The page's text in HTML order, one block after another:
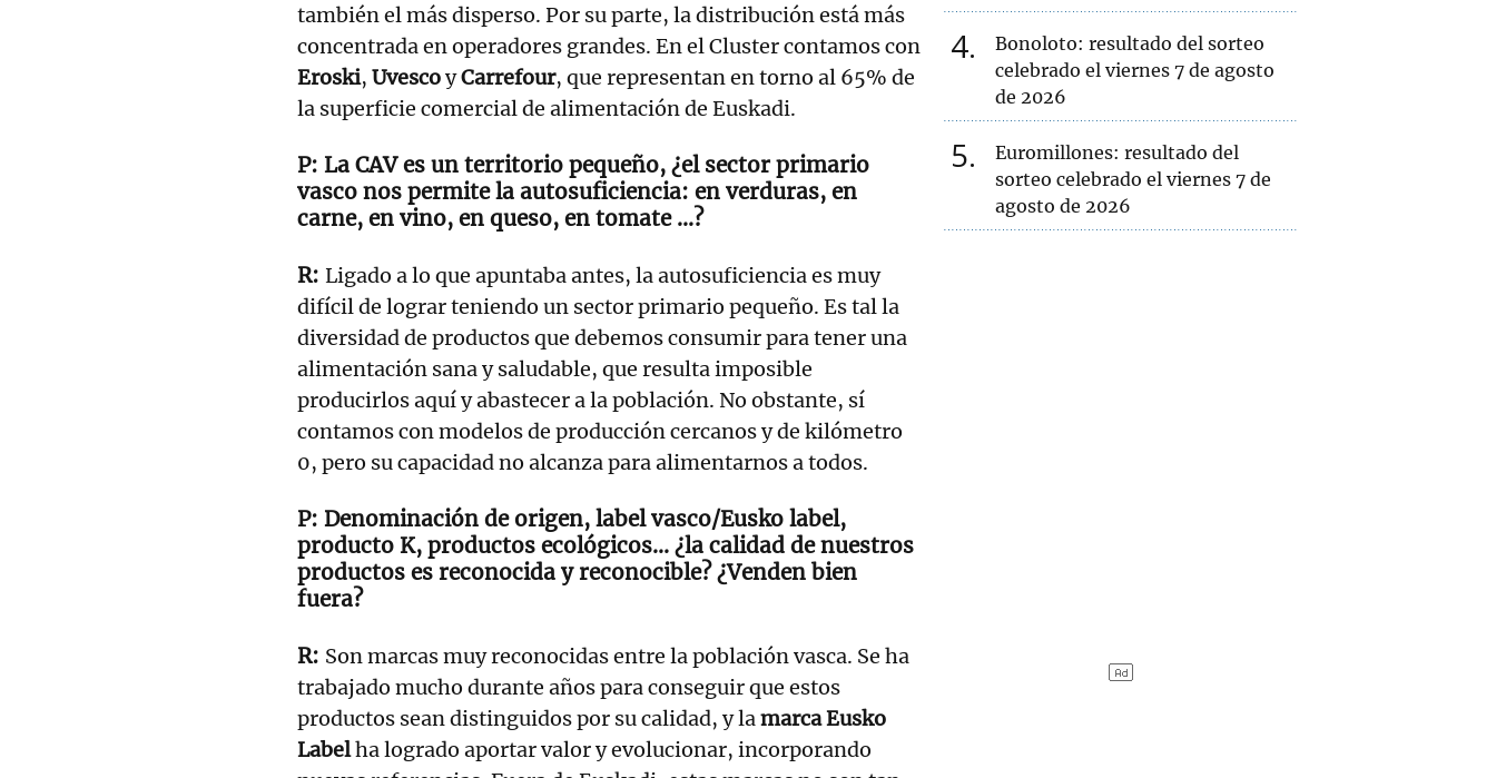
también el más disperso. Por su parte, la distribución está más
concentrada en operadores grandes. En el Cluster contamos con
Eroski, UvescoyCarrefour, que representan en torno al 65% de
la superficie comercial de alimentación de Euskadi.
La CAV es un territorio pequeño, ¿el sector primario
vasco nos permite la autosuficiencia: en verduras, en
carne, en vino, en queso, en tomate …?
Ligado a lo que apuntaba antes, la autosuficiencia es muy
difícil de lograr teniendo un sector primario pequeño. Es tal la
diversidad de productos que debemos consumir para tener una
alimentación sana y saludable, que resulta imposible
producirlos aquí y abastecer a la población. No obstante, sí
contamos con modelos de producción cercanos y de kilómetro
0, pero su capacidad no alcanza para alimentarnos a todos.
Denominación de origen, label vasco/Eusko label,
producto K, productos ecológicos… ¿la calidad de nuestros
productos es reconocida y reconocible? ¿Venden bien
fuera?
Son marcas muy reconocidas entre la población vasca. Se ha
trabajado mucho durante años para conseguir que estos
productos sean distinguidos por su calidad, y lamarca Eusko
Labelha logrado aportar valor y evolucionar, incorporando
4
Bonoloto: resultado del sorteo
celebrado el viernes 7 de agosto
de 2026
5
Euromillones: resultado del
sorteo celebrado el viernes 7 de
agosto de 2026